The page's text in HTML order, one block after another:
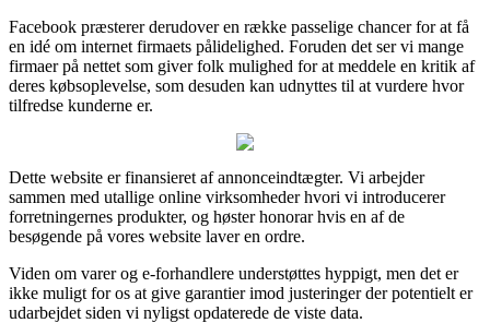
Facebook præsterer derudover en række passelige chancer for at få
en idé om internet firmaets pålidelighed. Foruden det ser vi mange
firmaer på nettet som giver folk mulighed for at meddele en kritik af
deres købsoplevelse, som desuden kan udnyttes til at vurdere hvor
tilfredse kunderne er.
Dette website er finansieret af annonceindtægter. Vi arbejder
sammen med utallige online virksomheder hvori vi introducerer
forretningernes produkter, og høster honorar hvis en af de
besøgende på vores website laver en ordre.
Viden om varer og e-forhandlere understøttes hyppigt, men det er
ikke muligt for os at give garantier imod justeringer der potentielt er
udarbejdet siden vi nyligst opdaterede de viste data.